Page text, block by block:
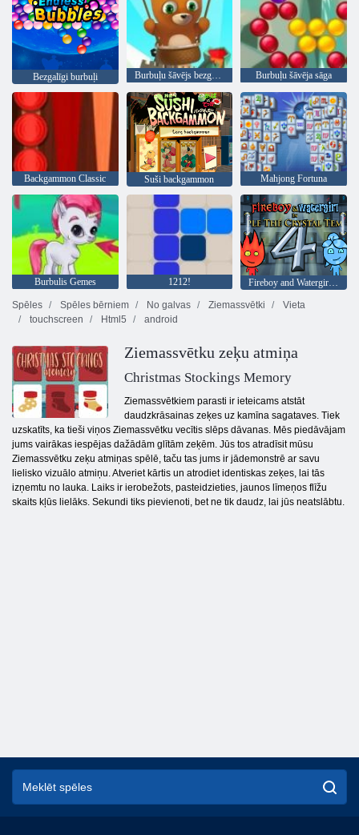
Bezgalīgi burbuļi Burbuļu šāvējs bezgalīgs Burbuļu šāvēja sāga
Backgammon Classic Suši backgammon Mahjong Fortuna
Burbulis Gemes 1212!
Fireboy and Watergirl 4: Kristāla templis
Spēles
Spēles bērniem No galvas Ziemassvētki
Vieta
touchscreen
Html5 android
Ziemassvētku zeķu atmiņa
Christmas Stockings Memory
Ziemassvētkiem parasti ir ieteicams atstāt
daudzkrāsainas zeķes uz kamīna sagataves. Tiek
uzskatīts, ka tieši viņos Ziemassvētku vecītis slēps dāvanas. Mēs piedāvājam
jums vairākas iespējas dažādām glītām zeķēm. Jūs tos atradīsit mūsu
Ziemassvētku zeķu atmiņas spēlē, taču tas jums ir jādemonstrē ar savu
lielisko vizuālo atmiņu. Atveriet kārtis un atrodiet identiskas zeķes, lai tās
izņemtu no lauka. Laiks ir ierobežots, pasteidzieties, jaunos līmeņos flīžu
skaits kļūs lielāks. Sekundi tiks pievienoti, bet ne tik daudz, lai jūs neatslābtu.